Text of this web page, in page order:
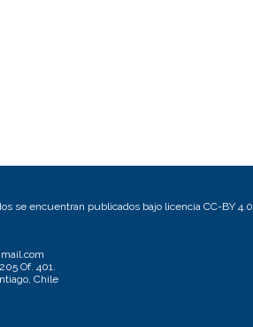
se encuentran publicados bajo licencia CC-BY 4.0
Of. 401.
Chile